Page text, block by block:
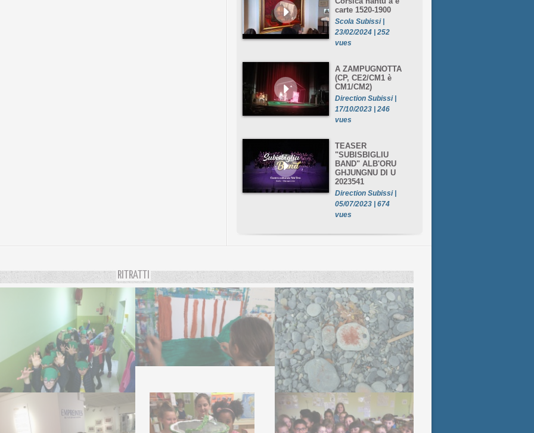
carte 1520-1900
Scola Subissi |
23/02/2024 | 252
vues
A ZAMPUGNOTTA
(CP, CE2/CM1 è
CM1/CM2)
Direction Subissi |
17/10/2023 | 246
vues
TEASER
"SUBISBIGLIU
BAND" ALB'ORU
GHJUNGNU DI U
2023541
Direction Subissi |
05/07/2023 | 674
vues
RITRATTI